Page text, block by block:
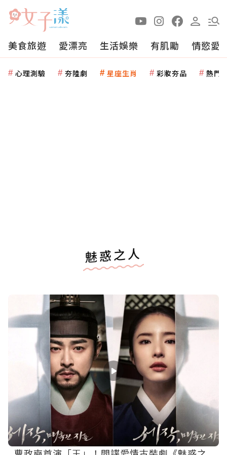
美食旅遊 愛漂亮 生活娛樂 有肌勵 情慾愛
心理測驗 夯陸劇 星座生肖 彩妝夯品 熱門
魅惑之人